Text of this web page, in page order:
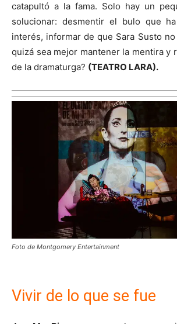
catapultó a la fama. Solo hay un
solucionar: desmentir el bulo que
interés, informar de que Sara Susto
quizá sea mejor mantener la mentira y
de la dramaturga? (TEATRO LARA).
Foto de Montgomery Entertainment
Vivir de lo que se fue